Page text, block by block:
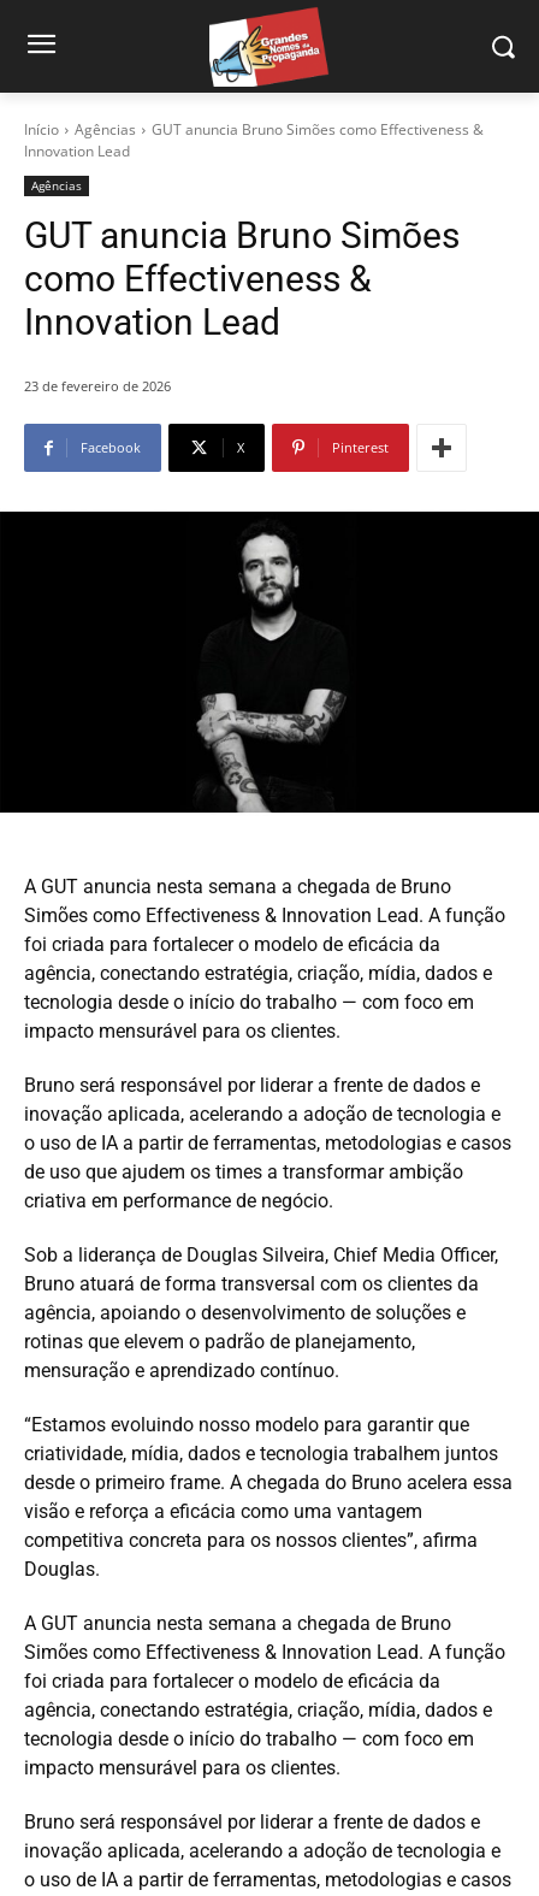
Início Agências
GUT anuncia Bruno Simões como Effectiveness &
Innovation Lead
Agências
GUT anuncia Bruno Simões
como Effectiveness &
Innovation Lead
23 de fevereiro de 2026
Facebook X Pinterest
A GUT anuncia nesta semana a chegada de Bruno
Simões como Effectiveness & Innovation Lead. A função
foi criada para fortalecer o modelo de eficácia da
agência, conectando estratégia, criação, mídia, dados e
tecnologia desde o início do trabalho — com foco em
impacto mensurável para os clientes.
Bruno será responsável por liderar a frente de dados e
inovação aplicada, acelerando a adoção de tecnologia e
o uso de IA a partir de ferramentas, metodologias e casos
de uso que ajudem os times a transformar ambição
criativa em performance de negócio.
Sob a liderança de Douglas Silveira, Chief Media Officer,
Bruno atuará de forma transversal com os clientes da
agência, apoiando o desenvolvimento de soluções e
rotinas que elevem o padrão de planejamento,
mensuração e aprendizado contínuo.
“Estamos evoluindo nosso modelo para garantir que
criatividade, mídia, dados e tecnologia trabalhem juntos
desde o primeiro frame. A chegada do Bruno acelera essa
visão e reforça a eficácia como uma vantagem
competitiva concreta para os nossos clientes”, afirma
Douglas.
A GUT anuncia nesta semana a chegada de Bruno
Simões como Effectiveness & Innovation Lead. A função
foi criada para fortalecer o modelo de eficácia da
agência, conectando estratégia, criação, mídia, dados e
tecnologia desde o início do trabalho — com foco em
impacto mensurável para os clientes.
Bruno será responsável por liderar a frente de dados e
inovação aplicada, acelerando a adoção de tecnologia e
o uso de IA a partir de ferramentas, metodologias e casos